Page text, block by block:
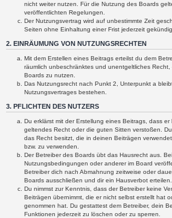
nicht weiter nutzen. Für die Nutzung des Boards
veröffentlichten Regelungen.
Der Nutzungsvertrag wird auf unbestimmte Zeit
Seiten ohne Einhaltung einer Frist jederzeit
2. EINRÄUMUNG VON NUTZUNGSRECHTEN
Mit dem Erstellen eines Beitrags erteilst du dem
räumlich unbeschränktes und unentgeltliches
Boards zu nutzen.
Das Nutzungsrecht nach Punkt 2, Unterpunkt a
Nutzungsvertrages bestehen.
3. PFLICHTEN DES NUTZERS
Du erklärst mit der Erstellung eines Beitrags, dass
geltendes Recht oder die guten Sitten verstoßen.
das Recht besitzt, die in deinen Beiträgen
bzw. zu verwenden.
Der Betreiber des Boards übt das Hausrecht aus.
Nutzungsbedingungen oder anderer im Board
Betreiber dich nach Abmahnung zeitweise oder
Boards ausschließen und dir ein Hausverbot erteilen.
Du nimmst zur Kenntnis, dass der Betreiber keine
Beiträgen übernimmt, die er nicht selbst erstellt hat
genommen hat. Du gestattest dem Betreiber, dein
Funktionen jederzeit zu löschen oder zu sperren.